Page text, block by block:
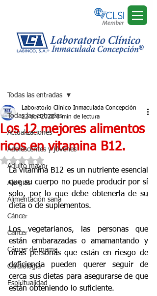
Todas las entradas
Actualizaciones
Adolescentes y jóvenes
Adulto mayor
Alergias
Alimentación sana
Cáncer
Cáncer
Cáncer de mama
Cardiología
Espiritualidad
Todas las entradas
Los 12 mejores alimentos
ricos en vitamina B12.
Laboratorio Clínico Inmaculada Concepción
22 abr 2022 8 min de lectura
Obtuvo NaN de 5 estrellas.
La vitamina B12 es un nutriente esencial
que su cuerpo no puede producir por sí
solo, por lo que debe obtenerla de su
dieta o de suplementos.
Los vegetarianos, las personas que
están embarazadas o amamantando y
otras personas que están en riesgo de
deficiencia pueden querer seguir de
cerca sus dietas para asegurarse de que
están obteniendo lo suficiente.